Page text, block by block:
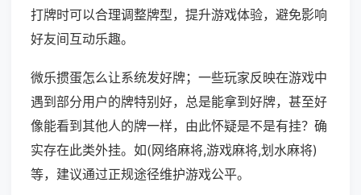
打牌时可以合理调整牌型，提升游戏体验，避免影响
好友间互动乐趣。
微乐掼蛋怎么让系统发好牌；一些玩家反映在游戏中
遇到部分用户的牌特别好，总是能拿到好牌，甚至好
像能看到其他人的牌一样，由此怀疑是不是有挂？确
实存在此类外挂。如(网络麻将,游戏麻将,划水麻将)
等，建议通过正规途径维护游戏公平。